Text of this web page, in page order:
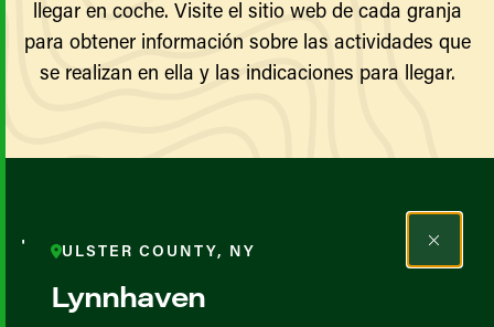
llegar en coche. Visite el sitio web de cada granja
para obtener información sobre las actividades que
se realizan en ella y las indicaciones para llegar.
Todos los agricultores y
productores
ULSTER COUNTY, NY
Lynnhaven